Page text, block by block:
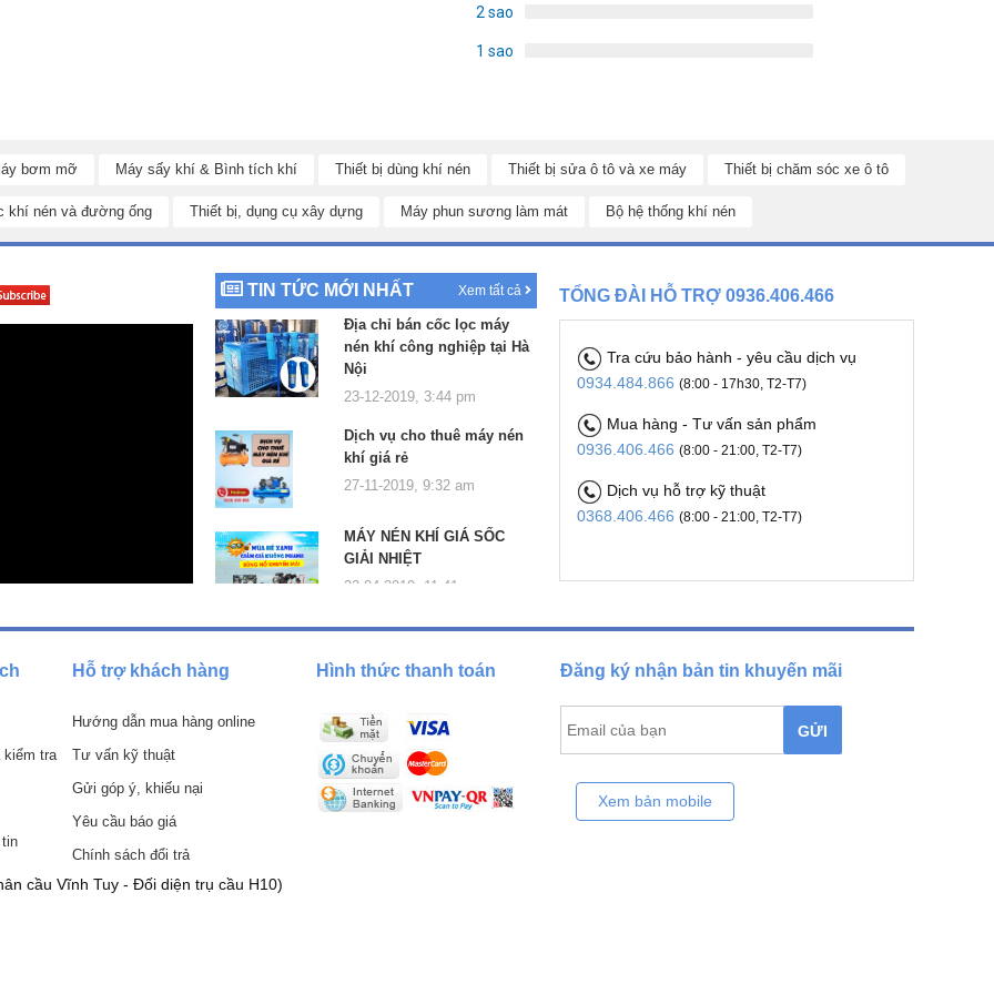
hơi máy nén khí.
bình chứa được làm từ chất liệu cao cấp inox 304 chống gỉ, chống
hiệu quả công việc mang tính chính xác cao
khi cho vào bình đựng của súng phun sát . Điều này sẽ tránh hiện
khí nén, đảm bảo áp lực khí nén phù hợp với yêu cầu sử dụng
trong thời gian dài nên được bỏ ra khỏi bình để tăng độ bền cho
2 sao
1 sao
bơm mỡ Máy sấy khí & Bình tích khí Thiết bị dùng khí nén Thiết bị sửa ô tô và xe máy Thiết bị chăm sóc xe ô tô
khí nén và đường ống Thiết bị, dụng cụ xây dựng Máy phun sương làm mát Bộ hệ thống khí nén
TIN TỨC MỚI NHẤT Xem tất cả
Địa chỉ bán cốc lọc máy
nén khí công nghiệp tại Hà
Nội
23-12-2019, 3:44 pm
Dịch vụ cho thuê máy nén
khí giá rẻ
27-11-2019, 9:32 am
MÁY NÉN KHÍ GIÁ SỐC
GIẢI NHIỆT
22-04-2019, 11:41 am
TỔNG ĐÀI HỖ TRỢ 0936.406.466
Tra cứu bảo hành - yêu cầu dịch vụ
0934.484.866 (8:00 - 17h30, T2-T7)
Mua hàng - Tư vấn sản phẩm
0936.406.466 (8:00 - 21:00, T2-T7)
Dịch vụ hỗ trợ kỹ thuật
0368.406.466 (8:00 - 21:00, T2-T7)
kiểm tra
Hỗ trợ khách hàng
Hướng dẫn mua hàng online
Tư vấn kỹ thuật
Gửi góp ý, khiếu nại
Yêu cầu báo giá
Chính sách đổi trả
Hình thức thanh toán Đăng ký nhận bản tin khuyến mãi
GỬI
Xem bản mobile
cầu Vĩnh Tuy - Đối diện trụ cầu H10)